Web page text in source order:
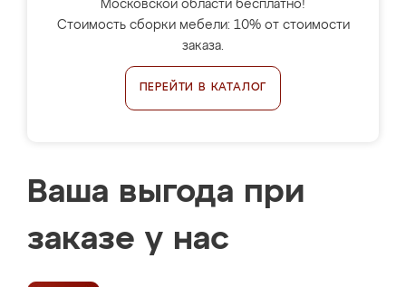
Московской области бесплатно!
Стоимость сборки мебели: 10% от стоимости
заказа.
ПЕРЕЙТИ В КАТАЛОГ
Ваша выгода при
заказе у нас